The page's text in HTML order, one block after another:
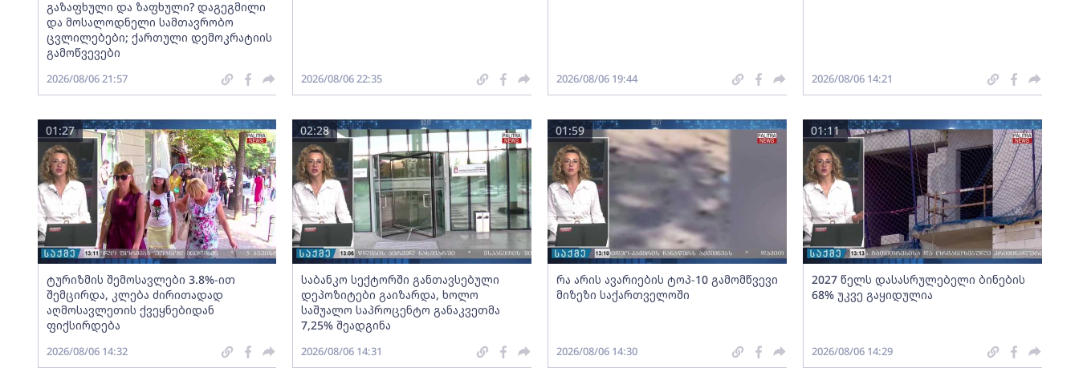
გაზაფხული და ზაფხული? დაგეგმილი
და მოსალოდნელი სამთავრობო
ცვლილებები; ქართული დემოკრატიის
გამოწვევები
2026/08/06 21:57 2026/08/06 22:35 2026/08/06 19:44 2026/08/06 14:21
ტურიზმის შემოსავლები 3.8%-ით
შემცირდა, კლება ძირითადად
აღმოსავლეთის ქვეყნებიდან
ფიქსირდება
01:27
2026/08/06 14:32
საბანკო სექტორში განთავსებული
დეპოზიტები გაიზარდა, ხოლო
საშუალო საპროცენტო განაკვეთმა
7,25% შეადგინა
02:28
2026/08/06 14:31
რა არის ავარიების ტოპ-10 გამომწვევი
მიზეზი საქართველოში
01:59
2026/08/06 14:30
2027 წელს დასასრულებელი ბინების
68% უკვე გაყიდულია
01:11
2026/08/06 14:29